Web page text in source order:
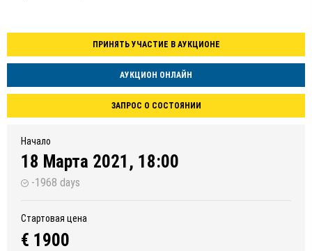
ПРИНЯТЬ УЧАСТИЕ В АУКЦИОНЕ
АУКЦИОН ОНЛАЙН
ЗАПРОС О СОСТОЯНИИ
Начало
18 Марта 2021, 18:00
-1968 days
Стартовая цена
€ 1900